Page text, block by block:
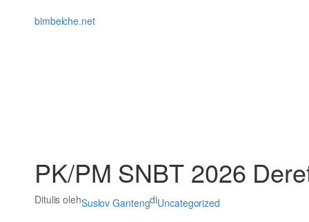
bimbelche.net
PK/PM SNBT 2026
Ditulis olehSuslov GantengdiUncategorized